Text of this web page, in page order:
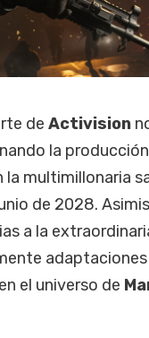
de Activision
la
la multimillonaria
de 2028.
a la
adaptaciones
el universo de